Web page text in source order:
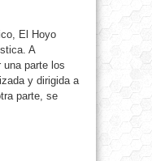
El Hoyo
A
una parte los
y dirigida a
parte, se